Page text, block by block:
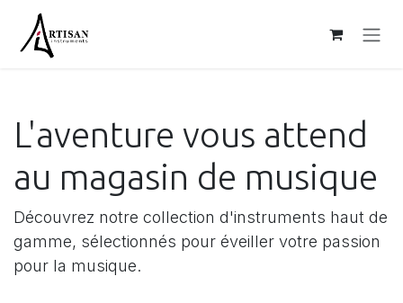
Se rendre au contenu
L'aventure vous attend
au magasin de musique​
Découvrez notre collection d'instruments haut de
gamme, sélectionnés pour éveiller votre passion
pour la musique.